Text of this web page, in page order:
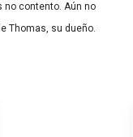
no contento. Aún no
Thomas, su dueño.